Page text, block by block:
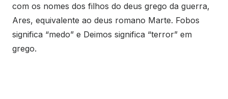
com os nomes dos filhos do deus grego da guerra,
Ares, equivalente ao deus romano Marte. Fobos
significa “medo” e Deimos significa “terror” em
grego.